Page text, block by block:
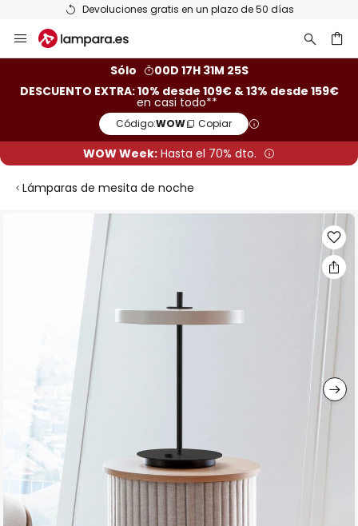
Devoluciones gratis en un plazo de 50 días
al
Sólo
00D 17H 31M 25S
DESCUENTO EXTRA: 10% desde 109€ & 13% desde 159€
en casi todo**
Código:WOW Copiar
WOW Week: Hasta el 70% dto.
Lámparas de mesita de noche